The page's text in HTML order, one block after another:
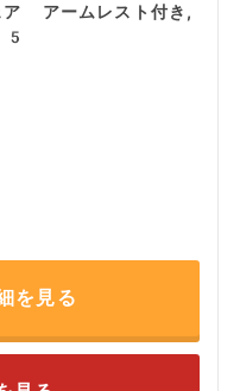
ームレスト付き,
を見る